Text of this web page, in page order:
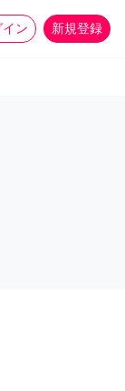
イン 新規登録